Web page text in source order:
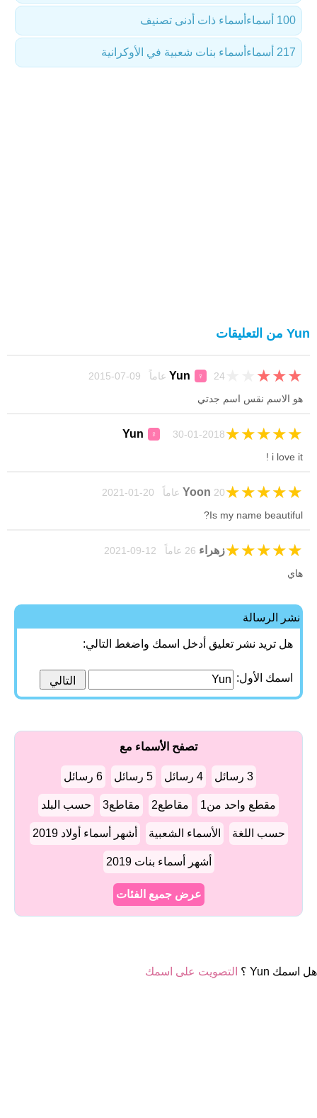
أسماء ذات أدنى تصنيف 100 أسماء
أسماء بنات شعبية في الأوكرانية 217 أسماء
Yun من التعليقات
Yun ♀ 24 عاماً 09-07-2015 ★
★
★
هو الاسم نقس اسم جدتي
Yun ♀ 30-01-2018 ★
★
★
★
★
i love it !
Yoon 20 عاماً 20-01-2021 ★
★
★
★
★
Is my name beautiful?
زهراء ★
★
★
★
★
هاي
نشر الرسالة
هل تريد نشر تعليق أدخل اسمك واضغط التالي:
اسمك الأول:
تصفح الأسماء مع
3 رسائل 4 رسائل 5 رسائل 6 رسائل
مقطع واحد من1 مقاطع2 مقاطع3 حسب البلد
حسب اللغة الأسماء الشعبية أشهر أسماء أولاد 2019
أشهر أسماء بنات 2019
عرض جميع الفئات
هل اسمك Yun ؟ التصويت على اسمك